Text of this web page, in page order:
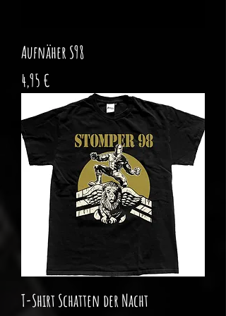
Aufnäher S98
Preis
4,95 €
T-Shirt Schatten der Nacht